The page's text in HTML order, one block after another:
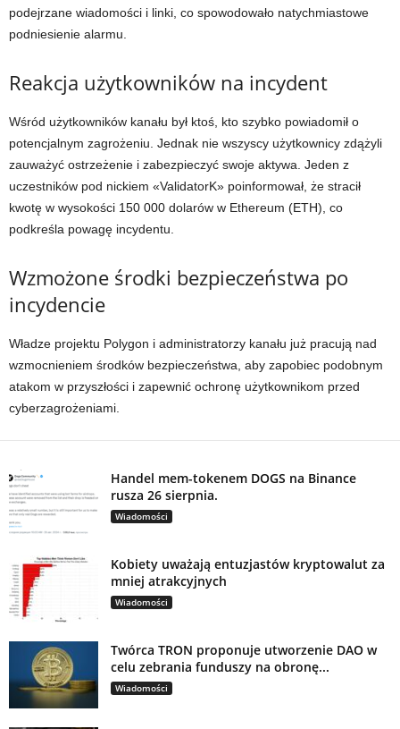
podejrzane wiadomości i linki, co spowodowało natychmiastowe
podniesienie alarmu.
Reakcja użytkowników na incydent
Wśród użytkowników kanału był ktoś, kto szybko powiadomił o
potencjalnym zagrożeniu. Jednak nie wszyscy użytkownicy zdążyli
zauważyć ostrzeżenie i zabezpieczyć swoje aktywa. Jeden z
uczestników pod nickiem «ValidatorK» poinformował, że stracił
kwotę w wysokości 150 000 dolarów w Ethereum (ETH), co
podkreśla powagę incydentu.
Wzmożone środki bezpieczeństwa po
incydencie
Władze projektu Polygon i administratorzy kanału już pracują nad
wzmocnieniem środków bezpieczeństwa, aby zapobiec podobnym
atakom w przyszłości i zapewnić ochronę użytkownikom przed
cyberzagrożeniami.
Handel mem-tokenem DOGS na Binance
rusza 26 sierpnia.
Wiadomości
Kobiety uważają entuzjastów kryptowalut za
mniej atrakcyjnych
Wiadomości
Twórca TRON proponuje utworzenie DAO w
celu zebrania funduszy na obronę...
Wiadomości